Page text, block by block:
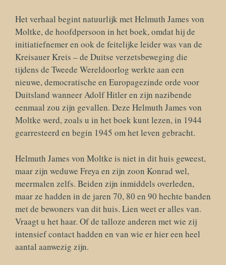
Het verhaal begint natuurlijk met Helmuth James von
Moltke, de hoofdpersoon in het boek, omdat hij de
initiatiefnemer en ook de feitelijke leider was van de
Kreisauer Kreis – de Duitse verzetsbeweging die
tijdens de Tweede Wereldoorlog werkte aan een
nieuwe, democratische en Europagezinde orde voor
Duitsland wanneer Adolf Hitler en zijn nazibende
eenmaal zou zijn gevallen. Deze Helmuth James von
Moltke werd, zoals u in het boek kunt lezen, in 1944
gearresteerd en begin 1945 om het leven gebracht.
Helmuth James von Moltke is niet in dit huis geweest,
maar zijn weduwe Freya en zijn zoon Konrad wel,
meermalen zelfs. Beiden zijn inmiddels overleden,
maar ze hadden in de jaren 70, 80 en 90 hechte banden
met de bewoners van dit huis. Lien weet er alles van.
Vraagt u het haar. Of de talloze anderen met wie zij
intensief contact hadden en van wie er hier een heel
aantal aanwezig zijn.